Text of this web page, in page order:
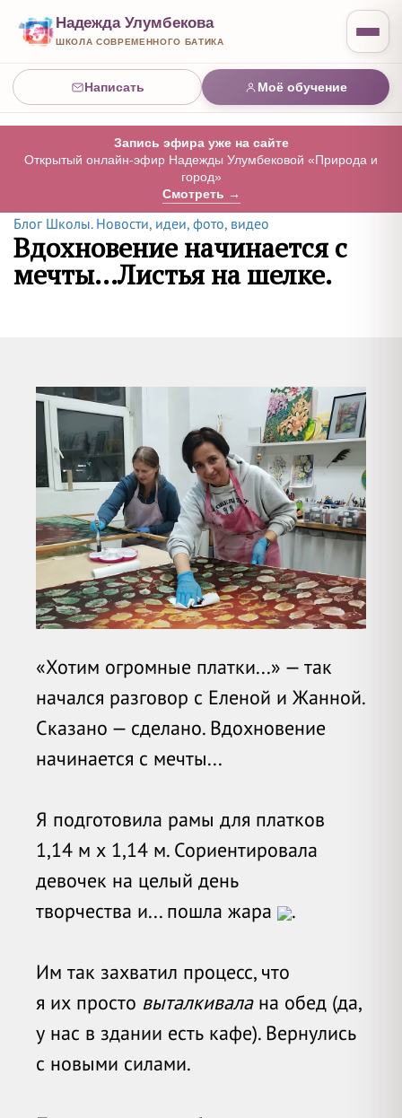
Надежда Улумбекова
ШКОЛА СОВРЕМЕННОГО БАТИКА
Написать Моё обучение
Запись эфира уже на сайте
Открытый онлайн-эфир Надежды Улумбековой «Природа и
город»
Смотреть →
Блог Школы. Новости, идеи, фото, видео
Вдохновение начинается с
мечты...Листья на шелке.
«Хотим огромные платки...» — так
начался разговор с Еленой и Жанной.
Сказано — сделано. Вдохновение
начинается с мечты...
Я подготовила рамы для платков
1,14 м х 1,14 м. Сориентировала
девочек на целый день
творчества и... пошла жара
.
Им так захватил процесс, что
я их просто выталкивала на обед (да,
у нас в здании есть кафе). Вернулись
с новыми силами.